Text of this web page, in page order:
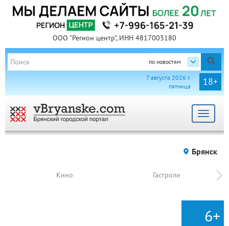
ООО "Регион центр", ИНН 4817003180
по новостям
18+
7 августа 2026 г.
пятница
Toggle
Брянск
Кино Гастроли
6+